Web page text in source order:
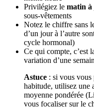
Privilégiez le matin à
sous-vêtements
Notez le chiffre sans
d’un jour à l’autre
cycle hormonal)
Ce qui compte, c’est
variation d’une
Astuce : si vous vous
habitude, utilisez une
moyenne pondérée
vous focaliser sur le